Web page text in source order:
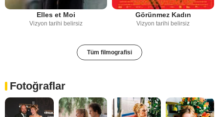
Elles et Moi
Vizyon tarihi belirsiz
Görünmez Kadın
Vizyon tarihi belirsiz
Tüm filmografisi
Fotoğraflar